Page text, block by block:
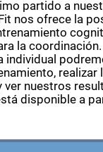
partido a
nos ofrece la
la
individual
realizar
ver nuestros
disponible a